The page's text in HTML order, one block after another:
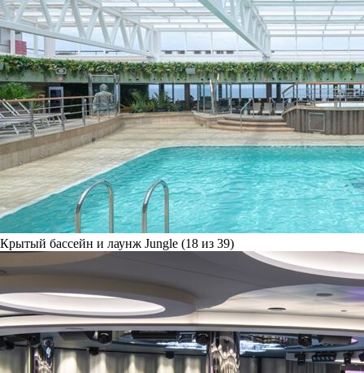
Крытый бассейн и лаунж Jungle (18 из 39)